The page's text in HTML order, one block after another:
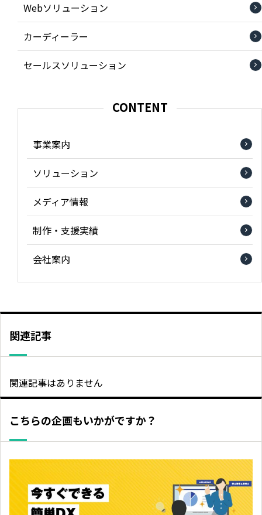
Webソリューション
カーディーラー
セールスソリューション
CONTENT
事業案内
ソリューション
メディア情報
制作・支援実績
会社案内
関連記事
関連記事はありません
こちらの企画もいかがですか？